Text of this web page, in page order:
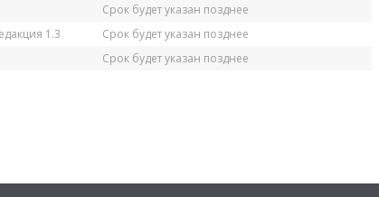
Срок будет указан позднее
1.3
Срок будет указан позднее
Срок будет указан позднее